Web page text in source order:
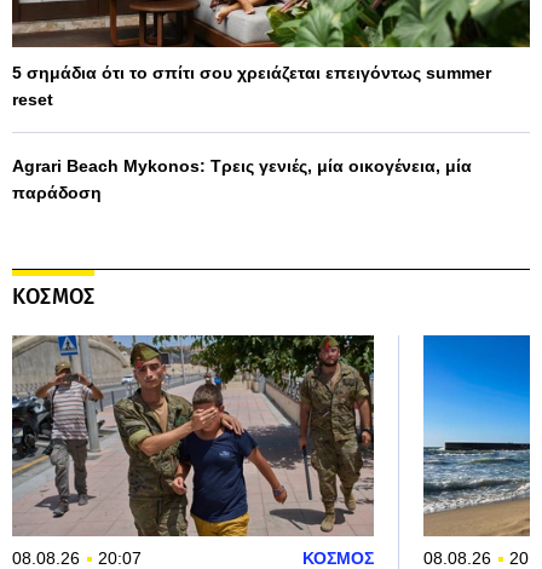
5 σημάδια ότι το σπίτι σου χρειάζεται επειγόντως summer
reset
Agrari Beach Mykonos: Τρεις γενιές, μία οικογένεια, μία
παράδοση
ΚΟΣΜΟΣ
08.08.26 20:07 ΚΟΣΜΟΣ 08.08.26